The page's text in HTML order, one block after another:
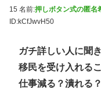
15 名前:押しボタン式の匿名
ID:kCfJwvH50
ガチ詳しい人に聞
移民を受け入れる
仕事減る？潰れる？